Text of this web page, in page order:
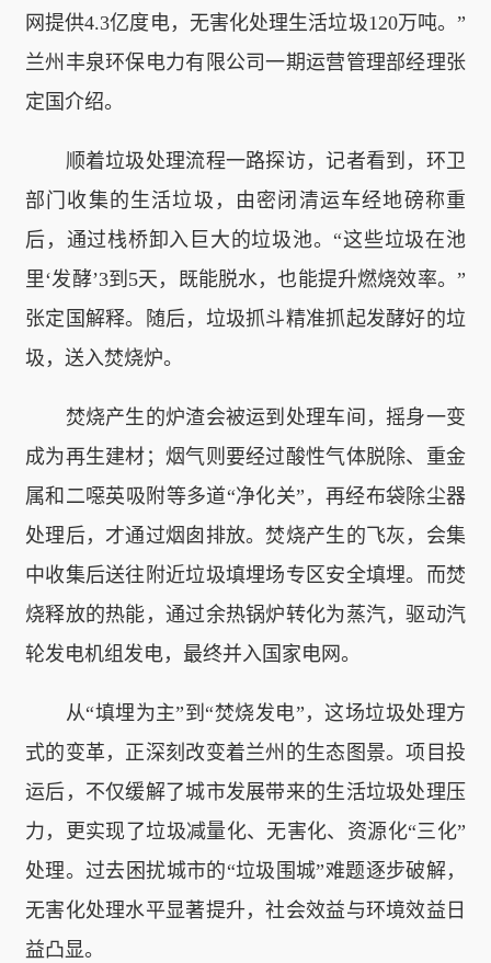
网提供4.3亿度电，无害化处理生活垃圾120万吨。”
兰州丰泉环保电力有限公司一期运营管理部经理张
定国介绍。
顺着垃圾处理流程一路探访，记者看到，环卫
部门收集的生活垃圾，由密闭清运车经地磅称重
后，通过栈桥卸入巨大的垃圾池。“这些垃圾在池
里‘发酵’3到5天，既能脱水，也能提升燃烧效率。”
张定国解释。随后，垃圾抓斗精准抓起发酵好的垃
圾，送入焚烧炉。
焚烧产生的炉渣会被运到处理车间，摇身一变
成为再生建材；烟气则要经过酸性气体脱除、重金
属和二噁英吸附等多道“净化关”，再经布袋除尘器
处理后，才通过烟囱排放。焚烧产生的飞灰，会集
中收集后送往附近垃圾填埋场专区安全填埋。而焚
烧释放的热能，通过余热锅炉转化为蒸汽，驱动汽
轮发电机组发电，最终并入国家电网。
从“填埋为主”到“焚烧发电”，这场垃圾处理方
式的变革，正深刻改变着兰州的生态图景。项目投
运后，不仅缓解了城市发展带来的生活垃圾处理压
力，更实现了垃圾减量化、无害化、资源化“三化”
处理。过去困扰城市的“垃圾围城”难题逐步破解，
无害化处理水平显著提升，社会效益与环境效益日
益凸显。